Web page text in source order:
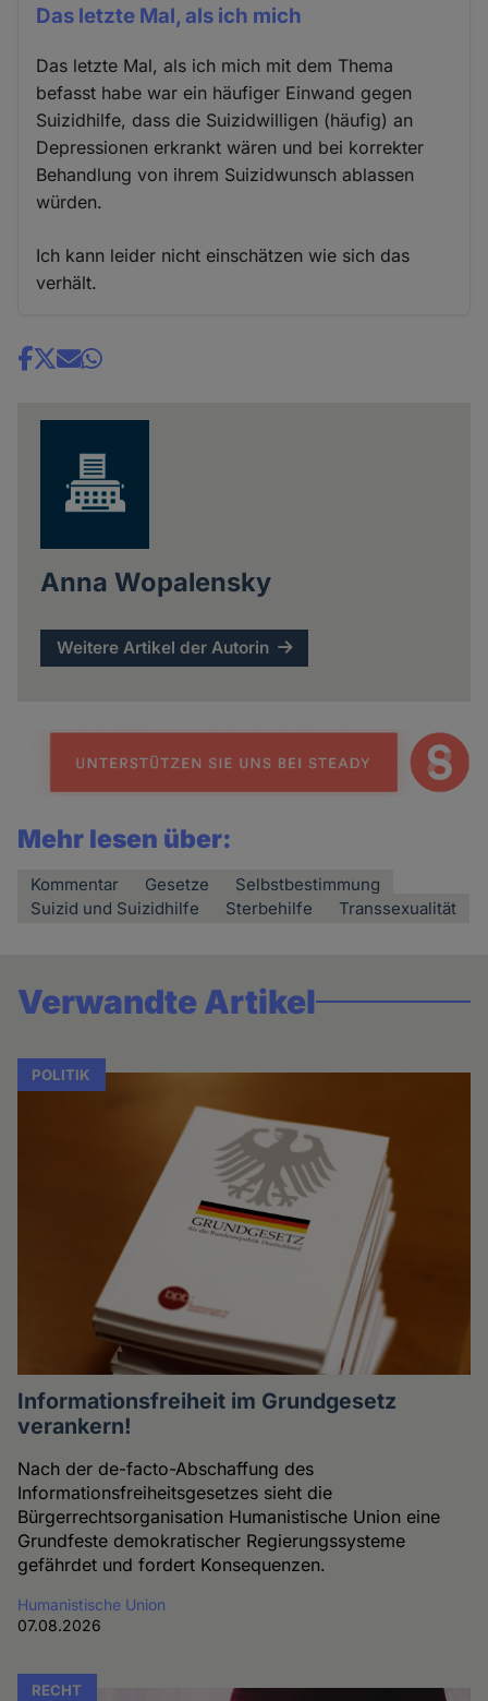
Das letzte Mal, als ich mich
Das letzte Mal, als ich mich mit dem Thema
befasst habe war ein häufiger Einwand gegen
Suizidhilfe, dass die Suizidwilligen (häufig) an
Depressionen erkrankt wären und bei korrekter
Behandlung von ihrem Suizidwunsch ablassen
würden.
Ich kann leider nicht einschätzen wie sich das
verhält.
Share
Anna Wopalensky
Weitere Artikel der Autorin
Mehr lesen über:
Kommentar Gesetze
Selbstbestimmung
Suizid und Suizidhilfe
Sterbehilfe Transsexualität
Verwandte Artikel
POLITIK
Informationsfreiheit im Grundgesetz
verankern!
Nach der de-facto-Abschaffung des
Informationsfreiheitsgesetzes sieht die
Bürgerrechtsorganisation Humanistische Union eine
Grundfeste demokratischer Regierungssysteme
gefährdet und fordert Konsequenzen.
Humanistische Union
07.08.2026
RECHT